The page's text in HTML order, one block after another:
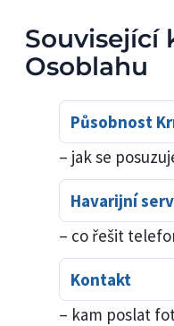
Související
Osoblahu
Působnost
– jak se
Havarijní
– co řešit
Kontakt
– kam poslat